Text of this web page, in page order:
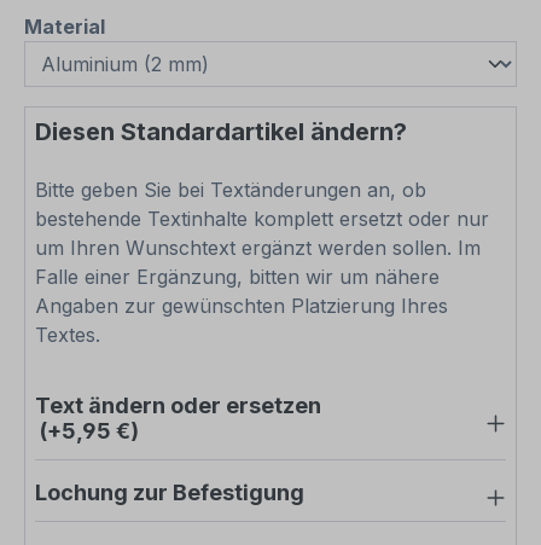
Materialauswählen
Diesen Standardartikel ändern?
Bitte geben Sie bei Textänderungen an, ob
bestehende Textinhalte komplett ersetzt oder nur
um Ihren Wunschtext ergänzt werden sollen. Im
Falle einer Ergänzung, bitten wir um nähere
Angaben zur gewünschten Platzierung Ihres
Textes.
Text ändern oder ersetzen
(+5,95 €)
Lochung zur Befestigung